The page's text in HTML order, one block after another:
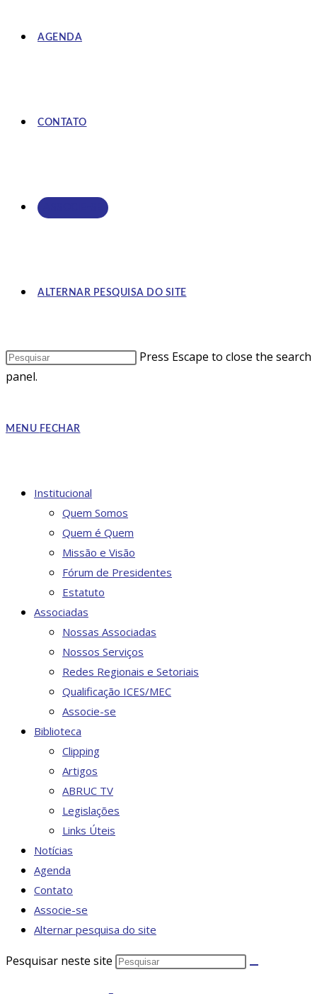
AGENDA
CONTATO
ALTERNAR PESQUISA DO SITE
Press Escape to close the search
panel.
MENU FECHAR
Institucional
Quem Somos
Quem é Quem
Missão e Visão
Fórum de Presidentes
Estatuto
Associadas
Nossas Associadas
Nossos Serviços
Redes Regionais e Setoriais
Qualificação ICES/MEC
Associe-se
Biblioteca
Clipping
Artigos
ABRUC TV
Legislações
Links Úteis
Notícias
Agenda
Contato
Associe-se
Alternar pesquisa do site
Pesquisar neste site